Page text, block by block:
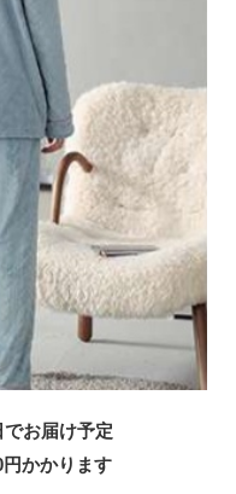
お届け予定
円かかります